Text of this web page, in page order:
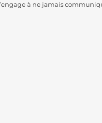
à ne jamais